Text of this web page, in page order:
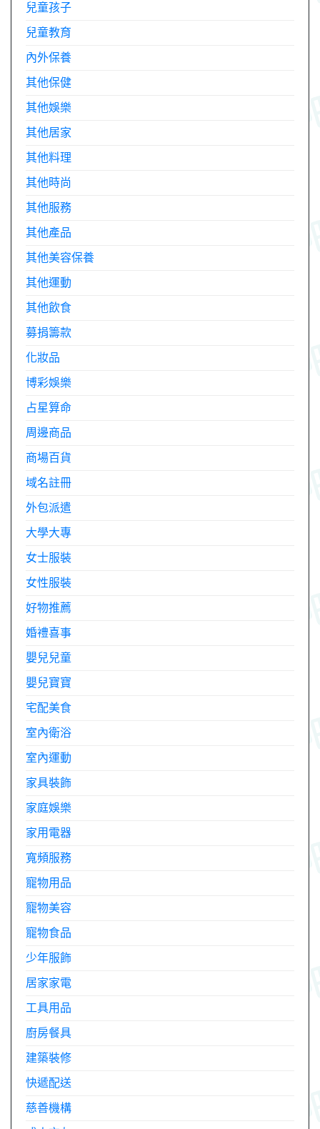
兒童孩子
兒童教育
內外保養
其他保健
其他娛樂
其他居家
其他料理
其他時尚
其他服務
其他產品
其他美容保養
其他運動
其他飲食
募捐籌款
化妝品
博彩娛樂
占星算命
周邊商品
商場百貨
域名註冊
外包派遣
大學大專
女士服裝
女性服裝
好物推薦
婚禮喜事
嬰兒兒童
嬰兒寶寶
宅配美食
室內衛浴
室內運動
家具裝飾
家庭娛樂
家用電器
寬頻服務
寵物用品
寵物美容
寵物食品
少年服飾
居家家電
工具用品
廚房餐具
建築裝修
快遞配送
慈善機構